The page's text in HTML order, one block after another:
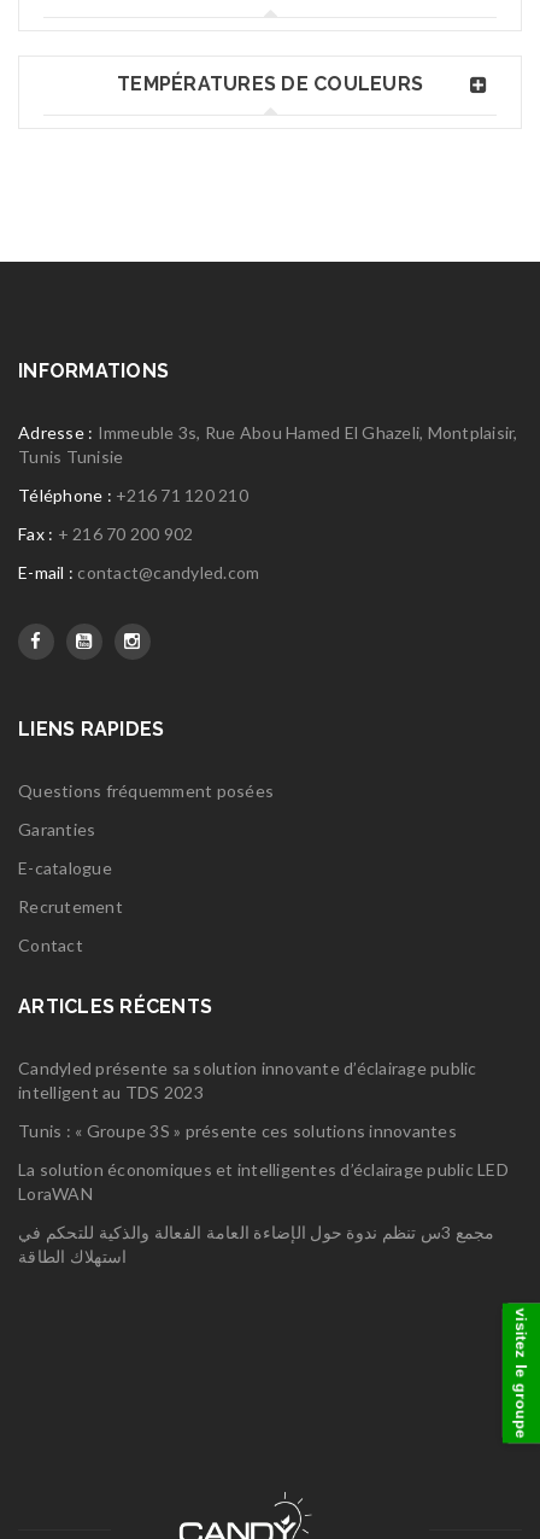
TEMPÉRATURES DE COULEURS
INFORMATIONS
Adresse : Immeuble 3s, Rue Abou Hamed El Ghazeli, Montplaisir,
Tunis Tunisie
Téléphone : +216 71 120 210
Fax : + 216 70 200 902
E-mail : contact@candyled.com
LIENS RAPIDES
Questions fréquemment posées
Garanties
E-catalogue
Recrutement
Contact
ARTICLES RÉCENTS
Candyled présente sa solution innovante d’éclairage public
intelligent au TDS 2023
Tunis : « Groupe 3S » présente ces solutions innovantes
La solution économiques et intelligentes d’éclairage public LED
LoraWAN
مجمع 3س تنظم ندوة حول الإضاءة العامة الفعالة والذكية للتحكم في
استهلاك الطاقة
visitez le groupe